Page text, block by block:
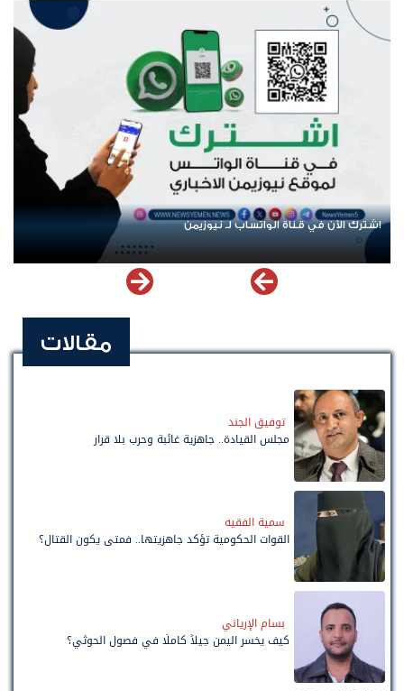
اشترك الآن في قناة الواتساب لـ نيوزيمن
مقالات
توفيق الجند
مجلس القيادة.. جاهزية غائبة وحرب بلا قرار
سمية الفقيه
القوات الحكومية تؤكد جاهزيتها.. فمتى يكون القتال؟
بسام الإرياني
كيف يخسر اليمن جيلاً كاملًا في فصول الحوثي؟